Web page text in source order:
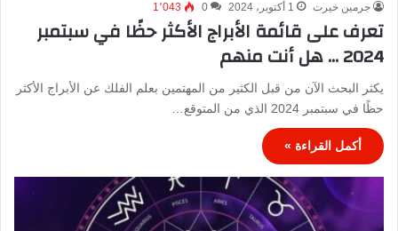
جرمين خيرت 1 أكتوبر، 2024 0 1٬043
تعرف على قائمة الأبراج الأكثر حظًا في سبتمبر
2024 … هل أنت منهم
يكثر البحث الآن من قبل الكثير من المهتمين بعلم الفلك عن الأبراج الأكثر
حظًا في سبتمبر 2024 الذي من المتوقع…
أكمل القراءة »